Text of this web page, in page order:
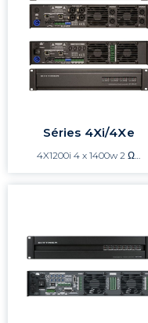
Séries 4Xi/4Xe
4X1200i 4 x 1400w 2 Ω…